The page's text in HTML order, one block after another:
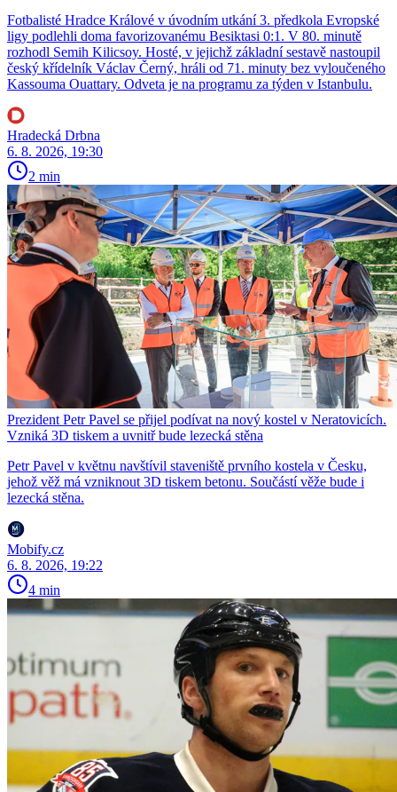
Fotbalisté Hradce Králové v úvodním utkání 3. předkola Evropské
ligy podlehli doma favorizovanému Besiktasi 0:1. V 80. minutě
rozhodl Semih Kilicsoy. Hosté, v jejichž základní sestavě nastoupil
český křídelník Václav Černý, hráli od 71. minuty bez vyloučeného
Kassouma Ouattary. Odveta je na programu za týden v Istanbulu.
Hradecká Drbna
6. 8. 2026, 19:30
2 min
Prezident Petr Pavel se přijel podívat na nový kostel v Neratovicích.
Vzniká 3D tiskem a uvnitř bude lezecká stěna
Petr Pavel v květnu navštívil staveniště prvního kostela v Česku,
jehož věž má vzniknout 3D tiskem betonu. Součástí věže bude i
lezecká stěna.
Mobify.cz
6. 8. 2026, 19:22
4 min